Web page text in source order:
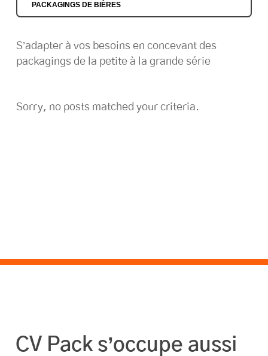
PACKAGINGS DE BIÈRES
S’adapter à vos besoins en concevant des
packagings de la petite à la grande série
Sorry, no posts matched your criteria.
CV Pack s’occupe aussi